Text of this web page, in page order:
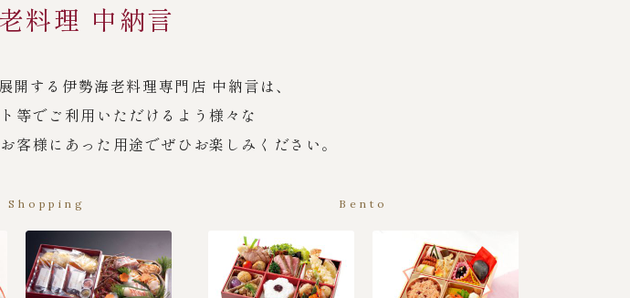
料理 中納言
する伊勢海老料理専門店 中納言は、
等でご利用いただけるよう様々な
客様にあった用途でぜひお楽しみください。
Shopping Bento